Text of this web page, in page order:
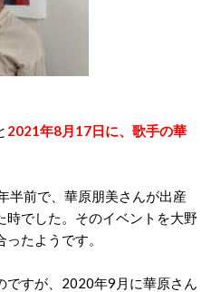
2021年8月17日に、歌手の華
半前で、華原朋美さんが出産
時でした。そのイベントを大野
たようです。
ですが、2020年9月に華原さん